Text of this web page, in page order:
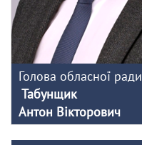
Голова обласної ради
Табунщик
Антон Вікторович